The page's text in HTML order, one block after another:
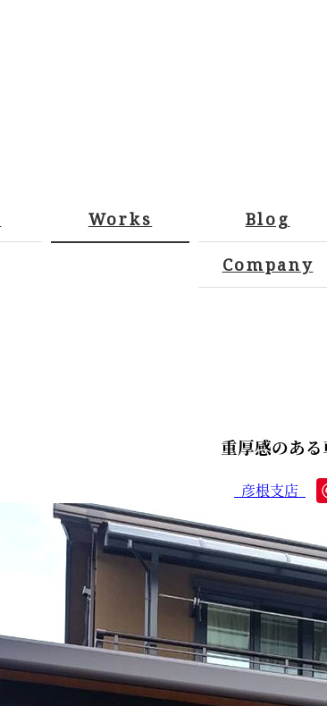
Works Blog
Company
重厚感のあ
彦根支店